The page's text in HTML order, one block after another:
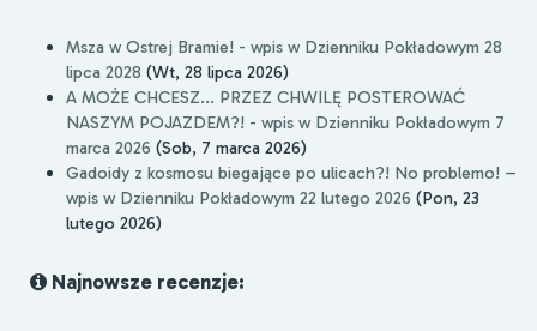
Msza w Ostrej Bramie! - wpis w Dzienniku Pokładowym 28
lipca 2028 (Wt, 28 lipca 2026)
A MOŻE CHCESZ... PRZEZ CHWILĘ POSTEROWAĆ
NASZYM POJAZDEM?! - wpis w Dzienniku Pokładowym 7
marca 2026 (Sob, 7 marca 2026)
Gadoidy z kosmosu biegające po ulicach?! No problemo! –
wpis w Dzienniku Pokładowym 22 lutego 2026 (Pon, 23
lutego 2026)
Najnowsze recenzje: